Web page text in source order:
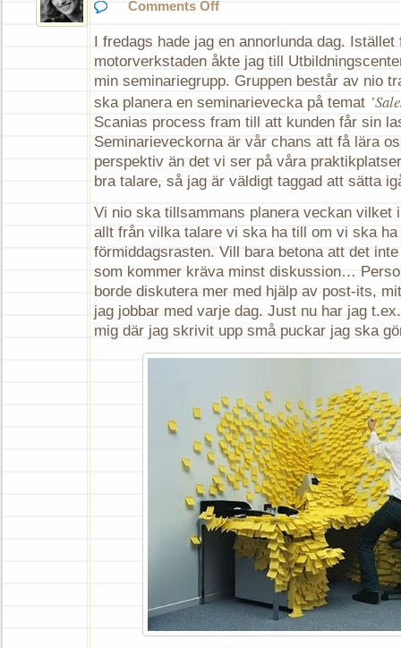
Comments Off
I fredags hade jag en annorlunda dag.
motorverkstaden åkte jag till
min seminariegrupp. Gruppen består av nio
ska planera en seminarievecka på temat
Scanias process fram till att kunden får sin
Seminarieveckorna är vår chans att få lära
perspektiv än det vi ser på våra
bra talare, så jag är väldigt taggad att sätta
Vi nio ska tillsammans planera veckan vilket
allt från vilka talare vi ska ha till om vi ska
förmiddagsrasten. Vill bara betona att det
som kommer kräva minst diskussion…
borde diskutera mer med hjälp av post-its,
jag jobbar med varje dag. Just nu har jag
mig där jag skrivit upp små puckar jag ska